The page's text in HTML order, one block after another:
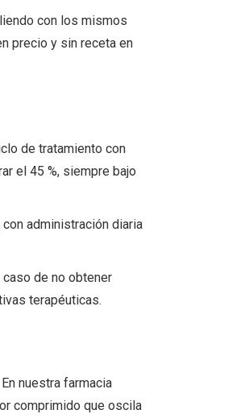
con los mismos
precio y sin receta en
de tratamiento con
el 45 %, siempre bajo
administración diaria
de no obtener
terapéuticas.
nuestra farmacia
comprimido que oscila